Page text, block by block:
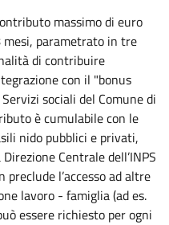
massimo di euro
parametrato in tre
di contribuire
con il "bonus
sociali del Comune di
è cumulabile con le
nido pubblici e privati,
Centrale dell’INPS
preclude l’accesso ad altre
lavoro - famiglia (ad es.
essere richiesto per ogni